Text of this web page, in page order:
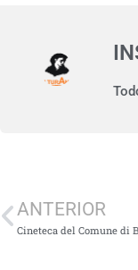
ANTERIOR